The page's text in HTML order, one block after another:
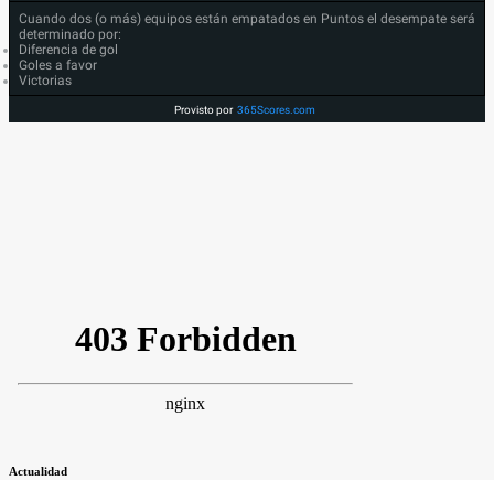
Cuando dos (o más) equipos están empatados en Puntos el desempate será
determinado por:
Diferencia de gol
Goles a favor
Victorias
Provisto por 365Scores.com
Actualidad